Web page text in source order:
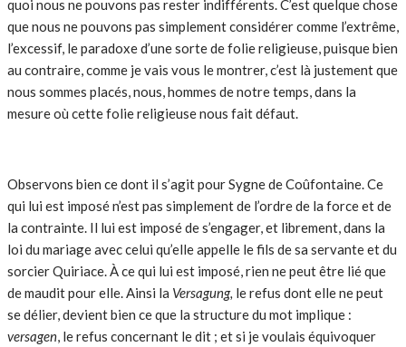
quoi nous ne pouvons pas rester indifférents. C’est quelque chose
que nous ne pouvons pas simplement considérer comme l’extrême,
l’excessif, le paradoxe d’une sorte de folie religieuse, puisque bien
au contraire, comme je vais vous le montrer, c’est là justement que
nous sommes placés, nous, hommes de notre temps, dans la
mesure où cette folie religieuse nous fait défaut.
Observons bien ce dont il s’agit pour Sygne de Coûfontaine. Ce
qui lui est imposé n’est pas simplement de l’ordre de la force et de
la contrainte. Il lui est imposé de s’engager, et librement, dans la
loi du mariage avec celui qu’elle appelle le fils de sa servante et du
sorcier Quiriace. À ce qui lui est imposé, rien ne peut être lié que
de maudit pour elle. Ainsi la Versagung, le refus dont elle ne peut
se délier, devient bien ce que la structure du mot implique :
versagen, le refus concernant le dit ; et si je voulais équivoquer